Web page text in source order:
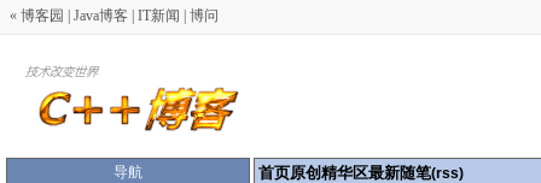
« 博客园 Java博客 IT新闻 博问
首页原创精华区最新随笔(rss)
导航